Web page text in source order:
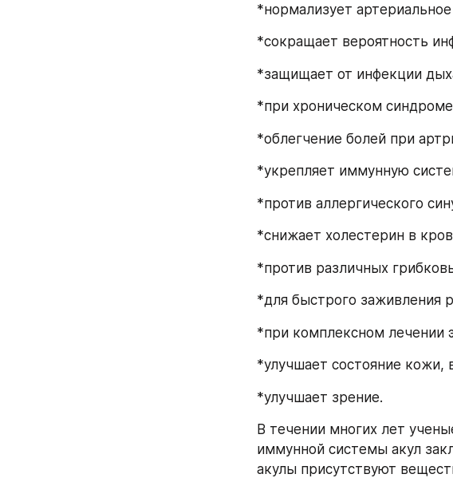
*нормализует
*сокращает вероятность
*защищает от инфекции
*при хроническом
*облегчение болей при
*укрепляет иммунную
*против аллергического
*снижает холестерин в
*против различных
*для быстрого заживления
*при комплексном лечении
*улучшает состояние кожи,
*улучшает зрение.
В течении многих лет
иммунной системы акул
акулы присутствуют